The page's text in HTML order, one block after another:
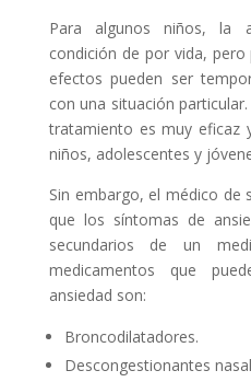
Para algunos niños, la
condición de por vida,
efectos pueden ser
con una situación
tratamiento es muy eficaz
niños, adolescentes y
Sin embargo, el médico de
que los síntomas de
secundarios de un
medicamentos que
ansiedad son:
Broncodilatadores.
Descongestionantes